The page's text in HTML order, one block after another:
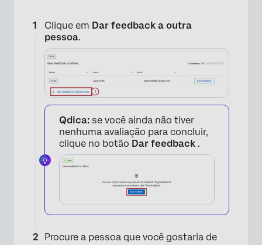
Clique em Dar feedback a outra
pessoa.
Qdica: se você ainda não tiver
nenhuma avaliação para concluir,
clique no botão Dar feedback .
Procure a pessoa que você gostaria de